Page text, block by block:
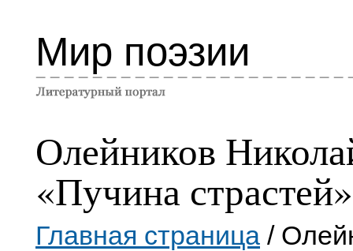
Мир поэзии
Олейников
«Пучина страстей»
Главная страница /